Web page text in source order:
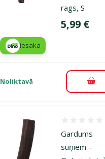
rags, S
Cena
5,99 €
iesaka
Noliktavā
Gardums
suņiem –